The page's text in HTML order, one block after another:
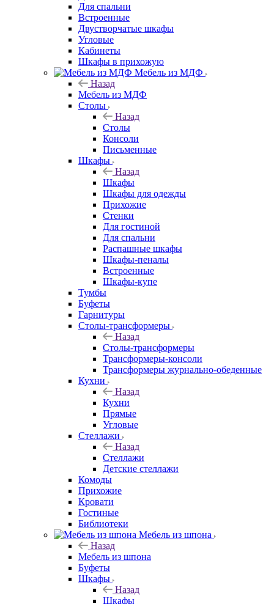
Для спальни
Встроенные
Двустворчатые шкафы
Угловые
Кабинеты
Шкафы в прихожую
Мебель из МДФ
Назад
Мебель из МДФ
Столы
Назад
Столы
Консоли
Письменные
Шкафы
Назад
Шкафы
Шкафы для одежды
Прихожие
Стенки
Для гостиной
Для спальни
Распашные шкафы
Шкафы-пеналы
Встроенные
Шкафы-купе
Тумбы
Буфеты
Гарнитуры
Столы-трансформеры
Назад
Столы-трансформеры
Трансформеры-консоли
Трансформеры журнально-обеденные
Кухни
Назад
Кухни
Прямые
Угловые
Стеллажи
Назад
Стеллажи
Детские стеллажи
Комоды
Прихожие
Кровати
Гостиные
Библиотеки
Мебель из шпона
Назад
Мебель из шпона
Буфеты
Шкафы
Назад
Шкафы